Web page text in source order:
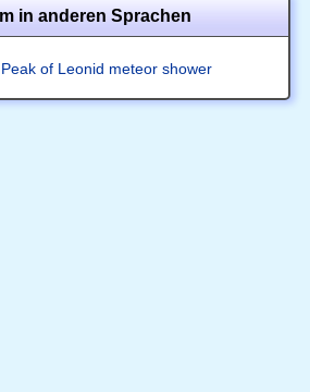
in anderen Sprachen
Peak of Leonid meteor shower